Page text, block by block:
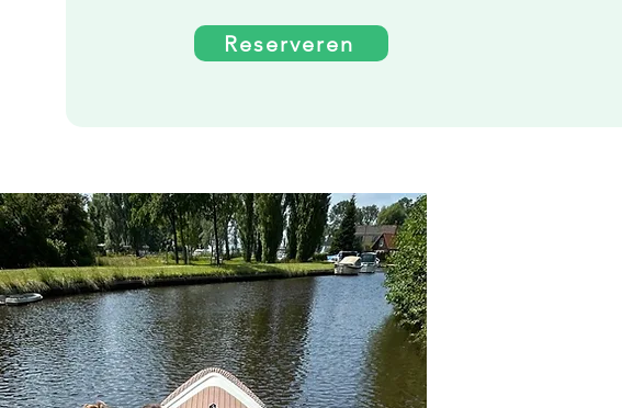
Reserveren